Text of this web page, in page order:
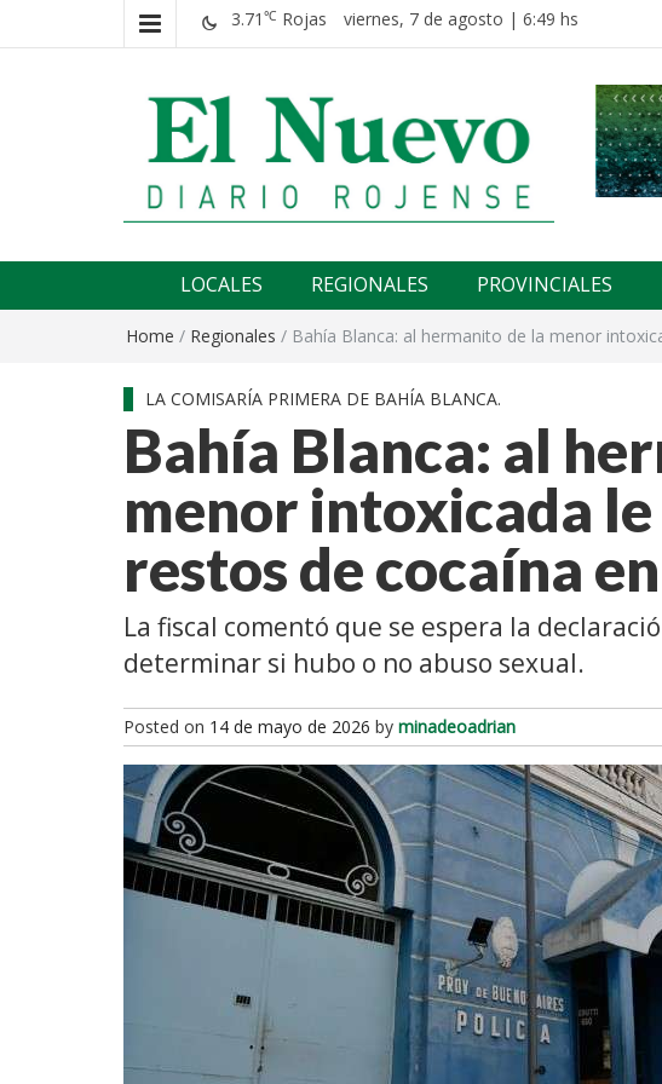
3.71 ℃ Rojas viernes, 7 de agosto | 6:49 hs
El nuevo rojense
LOCALES REGIONALES PROVINCIALES
Home / Regionales / Bahía Blanca: al hermanito de la menor
LA COMISARÍA PRIMERA DE BAHÍA BLANCA.
Bahía Blanca: al
menor intoxicada
restos de cocaína
La fiscal comentó que se espera la
determinar si hubo o no abuso sexual.
Posted on 14 de mayo de 2026 by minadeoadrian